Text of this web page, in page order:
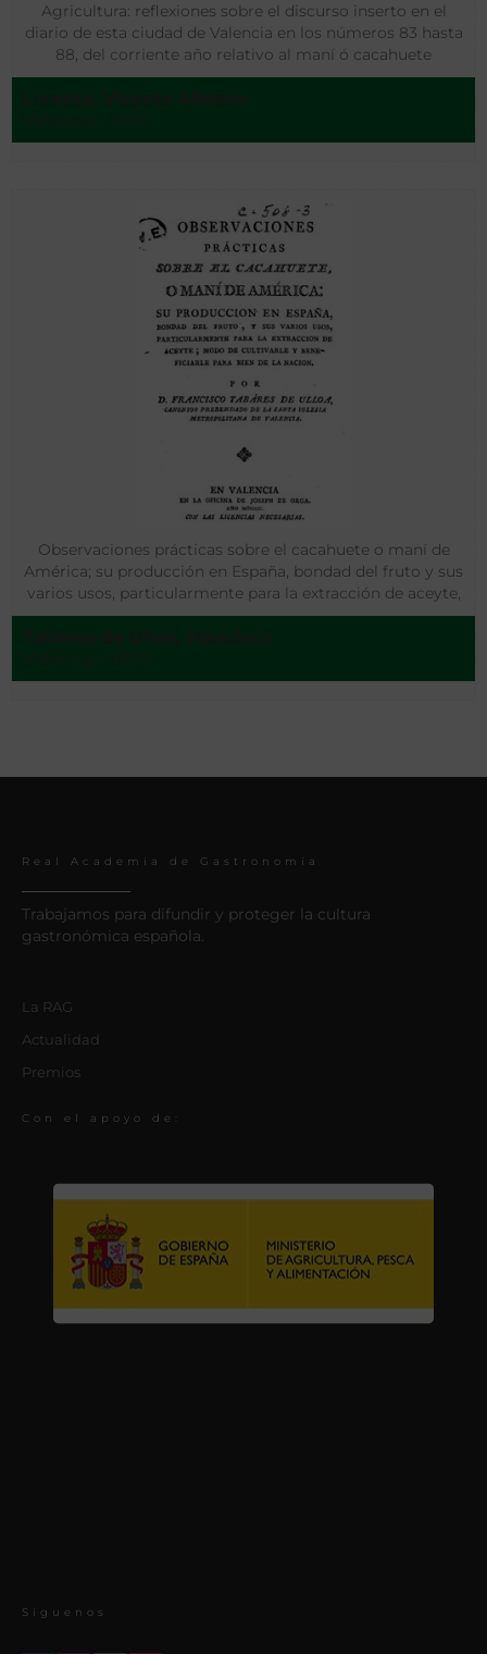
Agricultura: reflexiones sobre el discurso inserto en el
diario de esta ciudad de Valencia en los números 83 hasta
88, del corriente año relativo al maní ó cacahuete
Observaciones prácticas sobre el cacahuete o maní de
América; su producción en España, bondad del fruto y sus
varios usos, particularmente para la extracción de aceyte,
modo de cultivarle y beneficiarle para bien de la Nación
Real Academia de Gastronomía
Trabajamos para difundir y proteger la cultura
gastronómica española.
La RAG
Actualidad
Premios
Con el apoyo de:
Síguenos